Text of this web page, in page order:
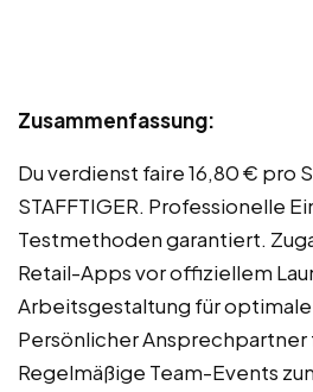
Zusammenfassung:
Du verdienst faire 16,80 € pro
STAFFTIGER. Professionelle
Testmethoden garantiert.
Retail-Apps vor offiziellem
Arbeitsgestaltung für
Persönlicher Ansprechpartner
Regelmäßige Team-Events